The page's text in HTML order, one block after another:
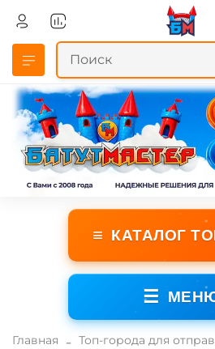
≡ КАТАЛОГ
☰
Главная
Топ-города для